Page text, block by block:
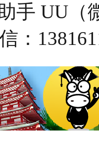
手 UU（
：